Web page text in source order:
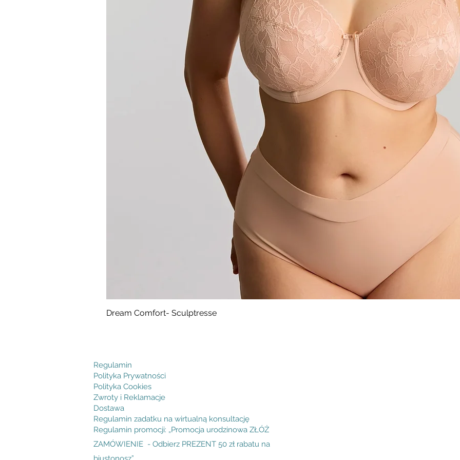
Dream Comfort- Sculptresse
Regulamin
Polityka Prywatności
Polityka Cookies
Zwroty i Reklamacje
Dostawa
Regulamin zadatku na wirtualną konsultację
Regulamin promocji: „Promocja urodzinowa ZŁÓŻ
ZAMÓWIENIE - Odbierz PREZENT 50 zł rabatu na